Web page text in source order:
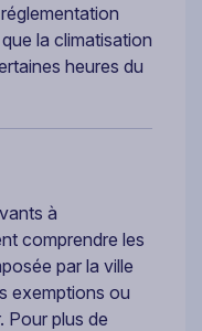
la climatisation
heures du
à
comprendre les
par la ville
exemptions ou
Pour plus de